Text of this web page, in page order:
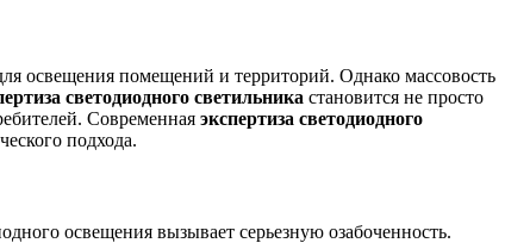
освещения помещений и территорий. Однако массовость
светодиодного светильника становится не просто
Современная экспертиза светодиодного
подхода.
освещения вызывает серьезную озабоченность.